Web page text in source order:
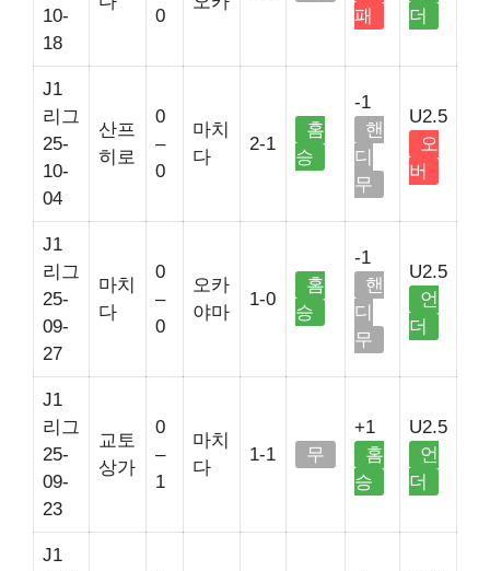
10-
18
0
패
더
J1
리그
25-
10-
04
산프
히로
0
–
0
마치
다
2-1
홈
승
-1
핸
디
무
U2.5
오
버
J1
리그
25-
09-
27
마치
다
0
–
0
오카
야마
1-0
홈
승
-1
핸
디
무
U2.5
언
더
J1
리그
25-
09-
23
교토
상가
0
–
1
마치
다
1-1 무
+1
홈
승
U2.5
언
더
J1